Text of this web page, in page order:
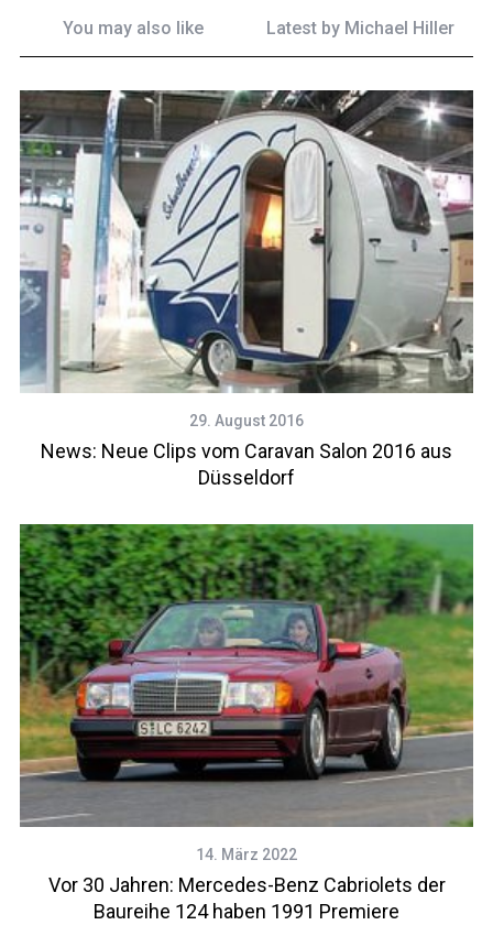
You may also like Latest by Michael Hiller
29. August 2016
News: Neue Clips vom Caravan Salon 2016 aus
Düsseldorf
14. März 2022
Vor 30 Jahren: Mercedes-Benz Cabriolets der
Baureihe 124 haben 1991 Premiere